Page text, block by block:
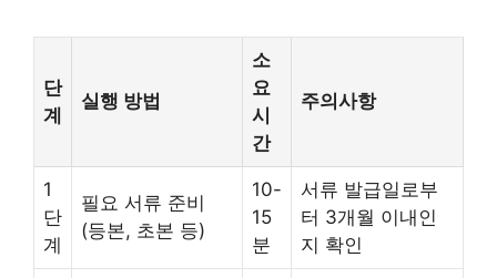
단
계
실행 방법
소
요
시
간
주의사항
1
단
계
필요 서류 준비
(등본, 초본 등)
10-
15
분
서류 발급일로부
터 3개월 이내인
지 확인